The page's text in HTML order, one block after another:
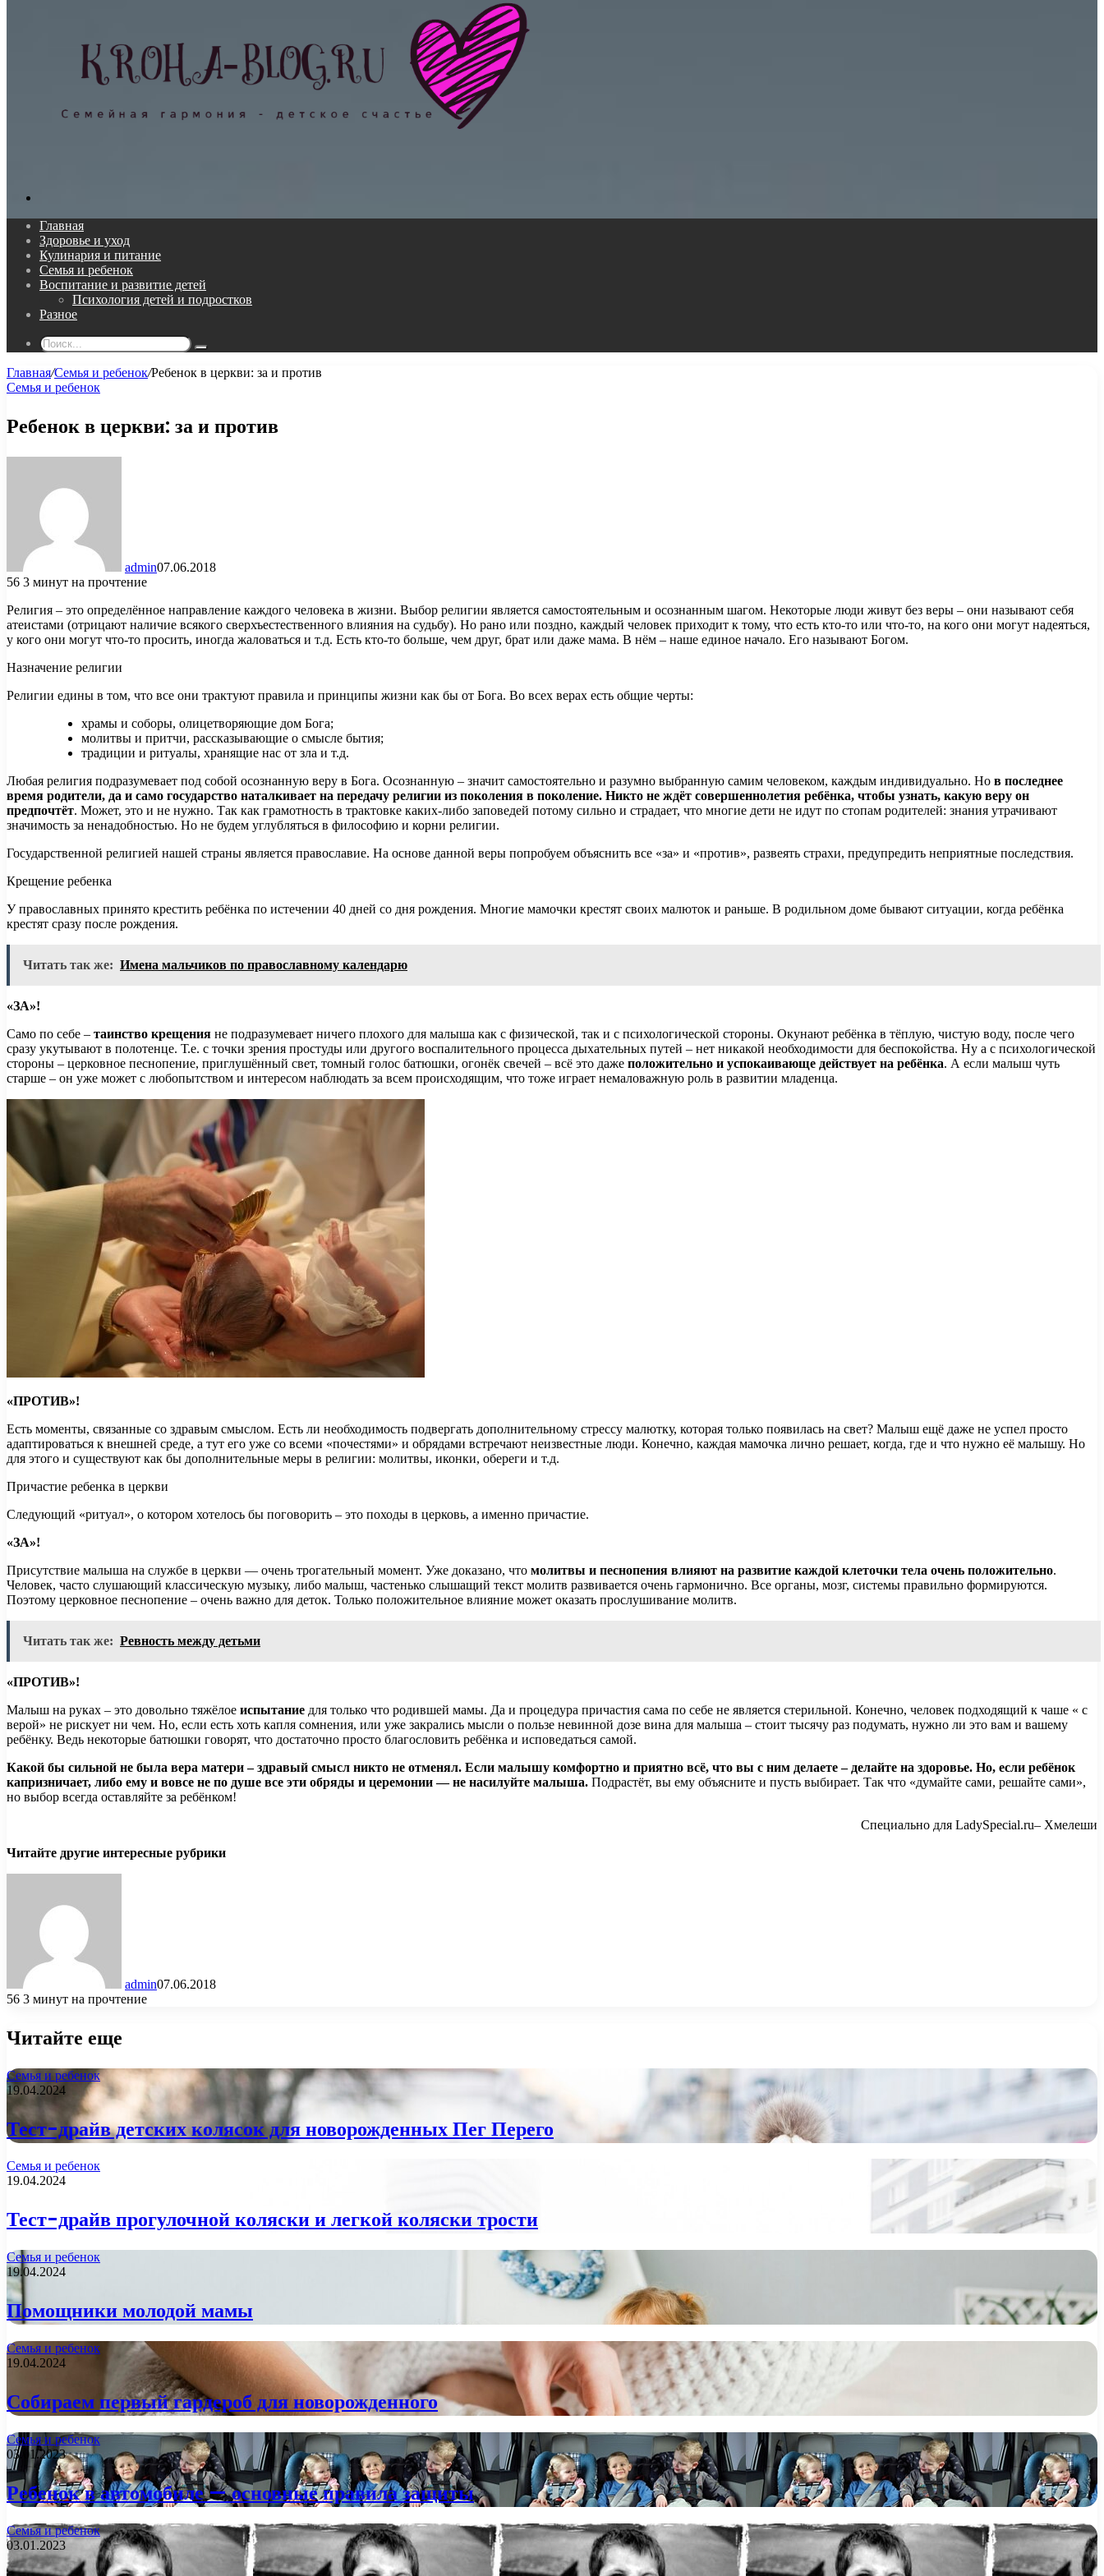
Главная
Здоровье и уход
Кулинария и питание
Семья и ребенок
Воспитание и развитие детей
Психология детей и подростков
Разное
Поиск...
Главная/Семья и ребенок/Ребенок в церкви: за и против
Семья и ребенок
Ребенок в церкви: за и против
admin07.06.2018
56 3 минут на прочтение
Религия – это определённое направление каждого человека в жизни. Выбор религии является самостоятельным и осознанным шагом. Некоторые люди живут без веры – они называют себя
атеистами (отрицают наличие всякого сверхъестественного влияния на судьбу). Но рано или поздно, каждый человек приходит к тому, что есть кто-то или что-то, на кого они могут надеяться,
у кого они могут что-то просить, иногда жаловаться и т.д. Есть кто-то больше, чем друг, брат или даже мама. В нём – наше единое начало. Его называют Богом.
Назначение религии
Религии едины в том, что все они трактуют правила и принципы жизни как бы от Бога. Во всех верах есть общие черты:
храмы и соборы, олицетворяющие дом Бога;
молитвы и притчи, рассказывающие о смысле бытия;
традиции и ритуалы, хранящие нас от зла и т.д.
Любая религия подразумевает под собой осознанную веру в Бога. Осознанную – значит самостоятельно и разумно выбранную самим человеком, каждым индивидуально. Но в последнее
время родители, да и само государство наталкивает на передачу религии из поколения в поколение. Никто не ждёт совершеннолетия ребёнка, чтобы узнать, какую веру он
предпочтёт. Может, это и не нужно. Так как грамотность в трактовке каких-либо заповедей потому сильно и страдает, что многие дети не идут по стопам родителей: знания утрачивают
значимость за ненадобностью. Но не будем углубляться в философию и корни религии.
Государственной религией нашей страны является православие. На основе данной веры попробуем объяснить все «за» и «против», развеять страхи, предупредить неприятные последствия.
Крещение ребенка
У православных принято крестить ребёнка по истечении 40 дней со дня рождения. Многие мамочки крестят своих малюток и раньше. В родильном доме бывают ситуации, когда ребёнка
крестят сразу после рождения.
Читать так же: Имена мальчиков по православному календарю
«ЗА»!
Само по себе – таинство крещения не подразумевает ничего плохого для малыша как с физической, так и с психологической стороны. Окунают ребёнка в тёплую, чистую воду, после чего
сразу укутывают в полотенце. Т.е. с точки зрения простуды или другого воспалительного процесса дыхательных путей – нет никакой необходимости для беспокойства. Ну а с психологической
стороны – церковное песнопение, приглушённый свет, томный голос батюшки, огонёк свечей – всё это даже положительно и успокаивающе действует на ребёнка. А если малыш чуть
старше – он уже может с любопытством и интересом наблюдать за всем происходящим, что тоже играет немаловажную роль в развитии младенца.
«ПРОТИВ»!
Есть моменты, связанные со здравым смыслом. Есть ли необходимость подвергать дополнительному стрессу малютку, которая только появилась на свет? Малыш ещё даже не успел просто
адаптироваться к внешней среде, а тут его уже со всеми «почестями» и обрядами встречают неизвестные люди. Конечно, каждая мамочка лично решает, когда, где и что нужно её малышу. Но
для этого и существуют как бы дополнительные меры в религии: молитвы, иконки, обереги и т.д.
Причастие ребенка в церкви
Следующий «ритуал», о котором хотелось бы поговорить – это походы в церковь, а именно причастие.
«ЗА»!
Присутствие малыша на службе в церкви — очень трогательный момент. Уже доказано, что молитвы и песнопения влияют на развитие каждой клеточки тела очень положительно.
Человек, часто слушающий классическую музыку, либо малыш, частенько слышащий текст молитв развивается очень гармонично. Все органы, мозг, системы правильно формируются.
Поэтому церковное песнопение – очень важно для деток. Только положительное влияние может оказать прослушивание молитв.
Читать так же: Ревность между детьми
«ПРОТИВ»!
Малыш на руках – это довольно тяжёлое испытание для только что родившей мамы. Да и процедура причастия сама по себе не является стерильной. Конечно, человек подходящий к чаше « с
верой» не рискует ни чем. Но, если есть хоть капля сомнения, или уже закрались мысли о пользе невинной дозе вина для малыша – стоит тысячу раз подумать, нужно ли это вам и вашему
ребёнку. Ведь некоторые батюшки говорят, что достаточно просто благословить ребёнка и исповедаться самой.
Какой бы сильной не была вера матери – здравый смысл никто не отменял. Если малышу комфортно и приятно всё, что вы с ним делаете – делайте на здоровье. Но, если ребёнок
капризничает, либо ему и вовсе не по душе все эти обряды и церемонии — не насилуйте малыша. Подрастёт, вы ему объясните и пусть выбирает. Так что «думайте сами, решайте сами»,
но выбор всегда оставляйте за ребёнком!
Специально для LadySpecial.ru– Хмелеши
Читайте другие интересные рубрики
admin07.06.2018
56 3 минут на прочтение
Читайте еще
Семья и ребенок
19.04.2024
Тест-драйв детских колясок для новорожденных Пег Перего
Семья и ребенок
19.04.2024
Тест-драйв прогулочной коляски и легкой коляски трости
Семья и ребенок
19.04.2024
Помощники молодой мамы
Семья и ребенок
19.04.2024
Собираем первый гардероб для новорожденного
Семья и ребенок
03.01.2023
Ребенок в автомобиле — основные правила защиты
Семья и ребенок
03.01.2023